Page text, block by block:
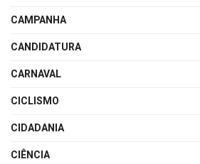
CAMPANHA
CANDIDATURA
CARNAVAL
CICLISMO
CIDADANIA
CIÊNCIA